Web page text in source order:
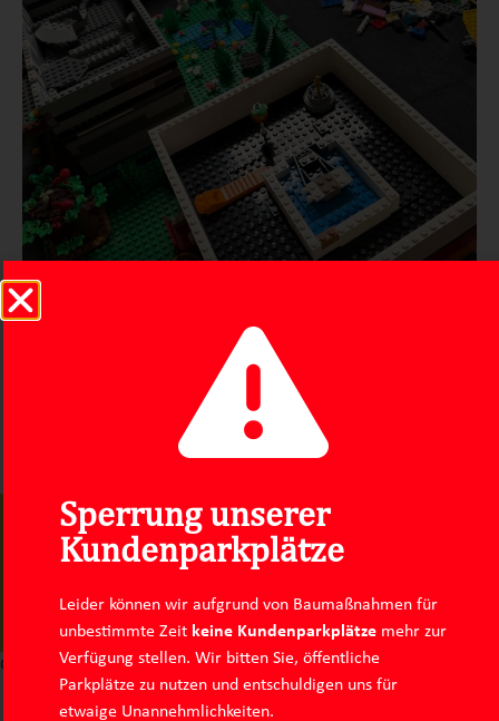
Impressum Datenschutz
Consent Management Platform von Real Cookie Banner
Sperrung unserer
Kundenparkplätze
Leider können wir aufgrund von Baumaßnahmen für
unbestimmte Zeit keine Kundenparkplätze mehr zur
Verfügung stellen. Wir bitten Sie, öffentliche
Parkplätze zu nutzen und entschuldigen uns für
etwaige Unannehmlichkeiten.